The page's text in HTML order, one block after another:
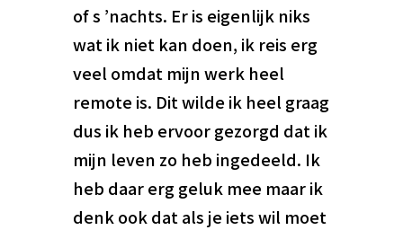
of s ’nachts. Er is eigenlijk niks
wat ik niet kan doen, ik reis erg
veel omdat mijn werk heel
remote is. Dit wilde ik heel graag
dus ik heb ervoor gezorgd dat ik
mijn leven zo heb ingedeeld. Ik
heb daar erg geluk mee maar ik
denk ook dat als je iets wil moet